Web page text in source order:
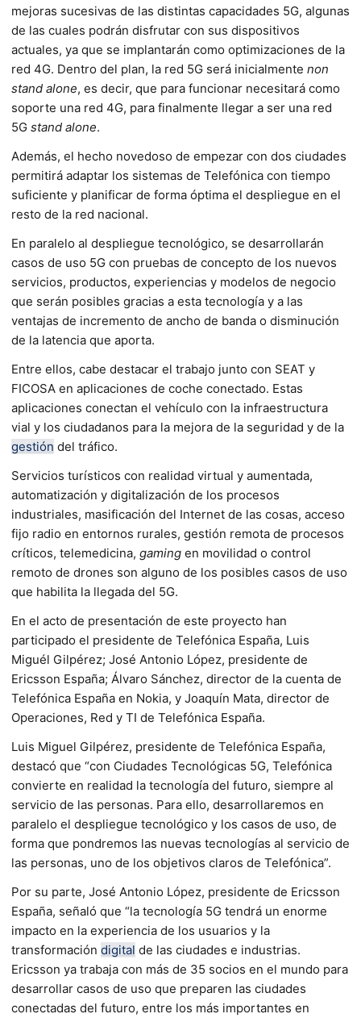
mejoras sucesivas de las distintas capacidades 5G, algunas
de las cuales podrán disfrutar con sus dispositivos
actuales, ya que se implantarán como optimizaciones de la
red 4G. Dentro del plan, la red 5G será inicialmente non
stand alone, es decir, que para funcionar necesitará como
soporte una red 4G, para finalmente llegar a ser una red
5G stand alone.
Además, el hecho novedoso de empezar con dos ciudades
permitirá adaptar los sistemas de Telefónica con tiempo
suficiente y planificar de forma óptima el despliegue en el
resto de la red nacional.
En paralelo al despliegue tecnológico, se desarrollarán
casos de uso 5G con pruebas de concepto de los nuevos
servicios, productos, experiencias y modelos de negocio
que serán posibles gracias a esta tecnología y a las
ventajas de incremento de ancho de banda o disminución
de la latencia que aporta.
Entre ellos, cabe destacar el trabajo junto con SEAT y
FICOSA en aplicaciones de coche conectado. Estas
aplicaciones conectan el vehículo con la infraestructura
vial y los ciudadanos para la mejora de la seguridad y de la
gestión del tráfico.
Servicios turísticos con realidad virtual y aumentada,
automatización y digitalización de los procesos
industriales, masificación del Internet de las cosas, acceso
fijo radio en entornos rurales, gestión remota de procesos
críticos, telemedicina, gaming en movilidad o control
remoto de drones son alguno de los posibles casos de uso
que habilita la llegada del 5G.
En el acto de presentación de este proyecto han
participado el presidente de Telefónica España, Luis
Miguél Gilpérez; José Antonio López, presidente de
Ericsson España; Álvaro Sánchez, director de la cuenta de
Telefónica España en Nokia, y Joaquín Mata, director de
Operaciones, Red y TI de Telefónica España.
Luis Miguel Gilpérez, presidente de Telefónica España,
destacó que “con Ciudades Tecnológicas 5G, Telefónica
convierte en realidad la tecnología del futuro, siempre al
servicio de las personas. Para ello, desarrollaremos en
paralelo el despliegue tecnológico y los casos de uso, de
forma que pondremos las nuevas tecnologías al servicio de
las personas, uno de los objetivos claros de Telefónica”.
Por su parte, José Antonio López, presidente de Ericsson
España, señaló que “la tecnología 5G tendrá un enorme
impacto en la experiencia de los usuarios y la
transformación digital de las ciudades e industrias.
Ericsson ya trabaja con más de 35 socios en el mundo para
desarrollar casos de uso que preparen las ciudades
conectadas del futuro, entre los más importantes en